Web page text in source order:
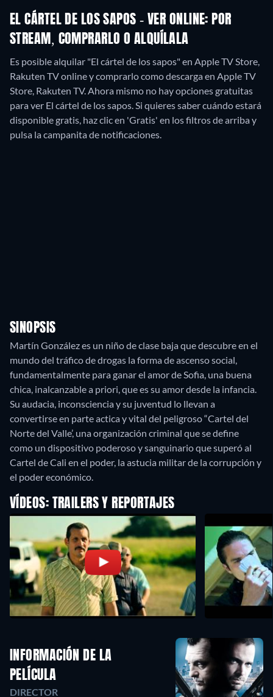
EL CÁRTEL DE LOS SAPOS - VER ONLINE: POR
STREAM, COMPRARLO O ALQUÍLALA
Es posible alquilar "El cártel de los sapos" en Apple TV Store,
Rakuten TV online y comprarlo como descarga en Apple TV
Store, Rakuten TV.Ahora mismo no hay opciones gratuitas
para ver El cártel de los sapos. Si quieres saber cuándo estará
disponible gratis, haz clic en 'Gratis' en los filtros de arriba y
pulsa la campanita de notificaciones.
SINOPSIS
Martín González es un niño de clase baja que descubre en el
mundo del tráfico de drogas la forma de ascenso social,
fundamentalmente para ganar el amor de Sofia, una buena
chica, inalcanzable a priori, que es su amor desde la infancia.
Su audacia, inconsciencia y su juventud lo llevan a
convertirse en parte actica y vital del peligroso “Cartel del
Norte del Valle’, una organización criminal que se define
como un dispositivo poderoso y sanguinario que superó al
Cartel de Cali en el poder, la astucia militar de la corrupción y
el poder económico.
VÍDEOS: TRAILERS Y REPORTAJES
INFORMACIÓN DE LA
PELÍCULA
DIRECTOR